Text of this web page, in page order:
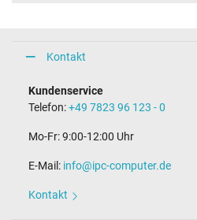
Kontakt
Kundenservice
Telefon:+49 7823 96 123 - 0
Mo-Fr: 9:00-12:00 Uhr
E-Mail: info@ipc-computer.de
Kontakt